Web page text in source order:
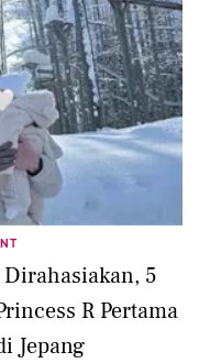
5
R Pertama
Jepang